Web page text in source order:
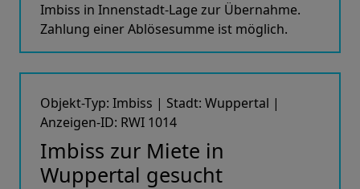
Imbiss in Innenstadt-Lage zur Übernahme.
Zahlung einer Ablösesumme ist möglich.
Objekt-Typ: Imbiss | Stadt: Wuppertal |
Anzeigen-ID: RWI 1014
Imbiss zur Miete in
Wuppertal gesucht